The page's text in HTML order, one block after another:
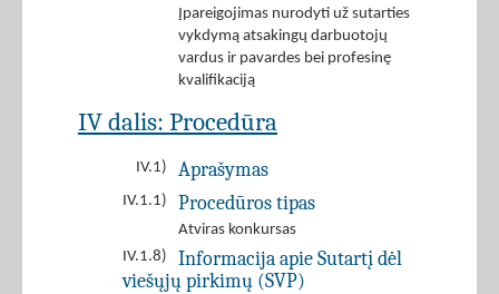
Įpareigojimas nurodyti už sutarties
vykdymą atsakingų darbuotojų
vardus ir pavardes bei profesinę
kvalifikaciją
IV dalis: Procedūra
IV.1) Aprašymas
IV.1.1) Procedūros tipas
Atviras konkursas
IV.1.8)
Informacija apie Sutartį dėl
viešųjų pirkimų (SVP)